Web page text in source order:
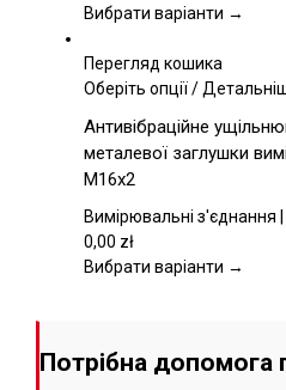
вибрати
сторінці
товару
Вибрати варіанти →
Перегляд кошика
Оберіть опціїЦей
має
кілька
Параметри
вибрати
/
Антивібраційне
металевої заглушки
M16x2
Вимірювальні з'єднання |
0,00 zł
Вибрати варіанти →
Потрібна допомога